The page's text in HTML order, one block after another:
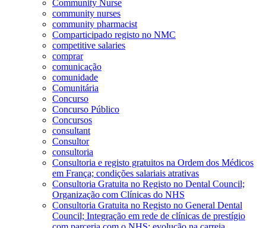
Community Nurse
community nurses
community pharmacist
Comparticipado registo no NMC
competitive salaries
comprar
comunicação
comunidade
Comunitária
Concurso
Concurso Público
Concursos
consultant
Consultor
consultoria
Consultoria e registo gratuitos na Ordem dos Médicos
em França; condições salariais atrativas
Consultoria Gratuita no Registo no Dental Council;
Organização com Clínicas do NHS
Consultoria Gratuita no Registo no General Dental
Council; Integração em rede de clínicas de prestígio